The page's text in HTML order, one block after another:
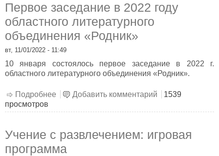
Первое заседание в 2022 году
областного литературного
объединения «Родник»
вт, 11/01/2022 - 11:49
10 января состоялось первое заседание в 2022 г.
областного литературного объединения «Родник».
Подробнее о Первое заседание в 2022 году областного
Добавить комментарий
1539
просмотров
Учение с развлечением: игровая
программа